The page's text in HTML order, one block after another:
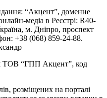
“Акцент”, доменне
медіа в Реєстрі: R40-
м. Дніпро, проспект
+38 (068) 859-24-88.
ТОВ “ГПП Акцент”, код
розміщених на порталі